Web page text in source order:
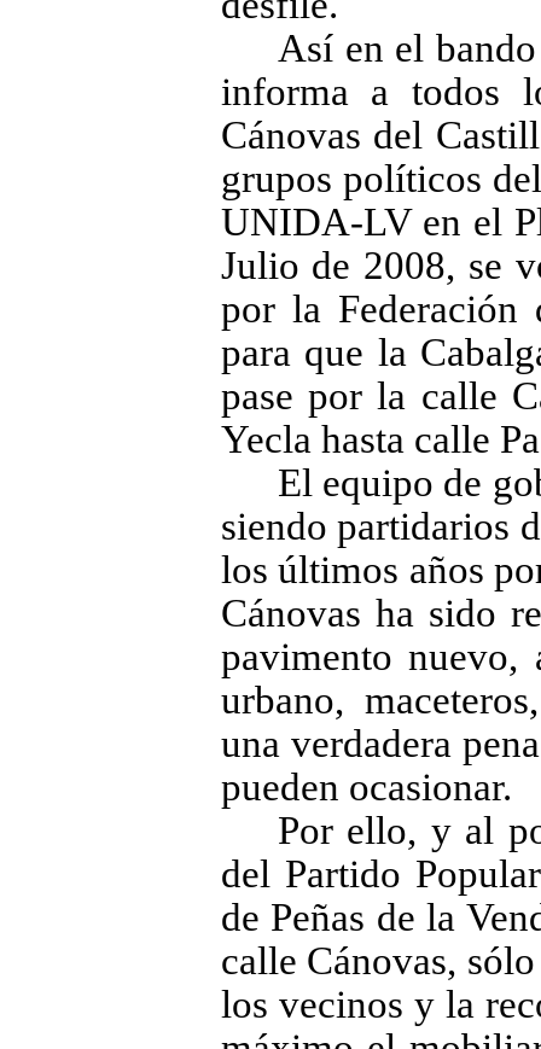
Así en el
informa a todos
Cánovas del
grupos políticos
UNIDA-LV en el
Julio de 2008, se
por la Federación
para que la
pase por la calle
Yecla hasta calle
El equipo de
siendo partidarios
los últimos años
Cánovas ha sido
pavimento nuevo,
urbano,
una verdadera
pueden ocasionar.
Por ello, y al
del Partido
de Peñas de la
calle Cánovas,
los vecinos y la